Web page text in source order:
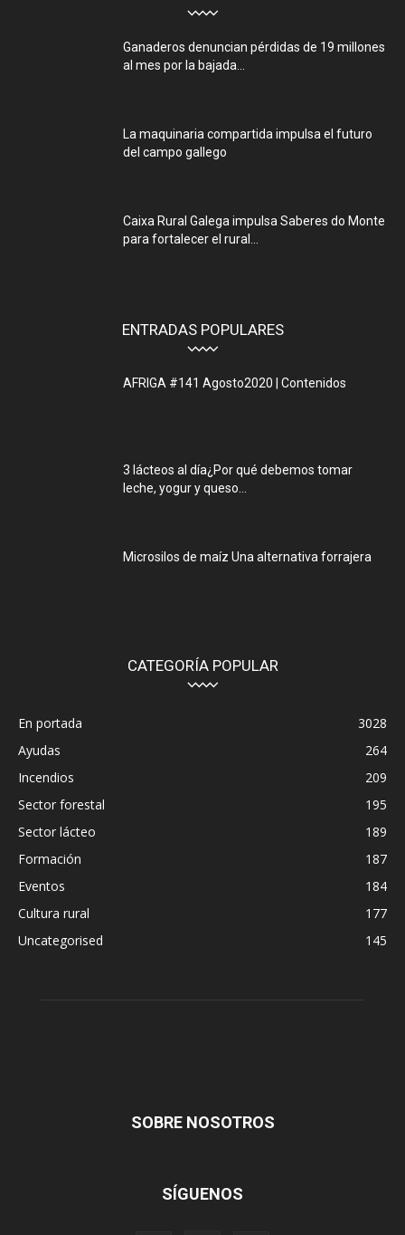
Ganaderos denuncian pérdidas de 19 millones
al mes por la bajada...
La maquinaria compartida impulsa el futuro
del campo gallego
Caixa Rural Galega impulsa Saberes do Monte
para fortalecer el rural...
ENTRADAS POPULARES
AFRIGA #141 Agosto2020 | Contenidos
3 lácteos al día¿Por qué debemos tomar
leche, yogur y queso...
Microsilos de maíz Una alternativa forrajera
CATEGORÍA POPULAR
En portada
3028
Ayudas
264
Incendios
209
Sector forestal
195
Sector lácteo
189
Formación
187
Eventos
184
Cultura rural
177
Uncategorised
145
SOBRE NOSOTROS
SÍGUENOS